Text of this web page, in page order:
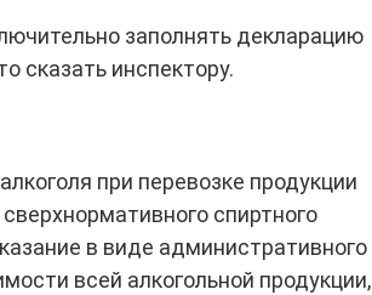
заполнять декларацию
сказать инспектору.
при перевозке продукции
спиртного
в виде административного
всей алкогольной продукции,